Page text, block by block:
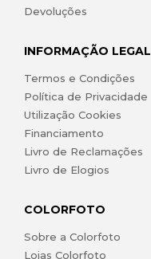
Devoluções
INFORMAÇÃO LEGAL
Termos e Condições
Política de Privacidade
Utilização Cookies
Financiamento
Livro de Reclamações
Livro de Elogios
COLORFOTO
Sobre a Colorfoto
Lojas Colorfoto